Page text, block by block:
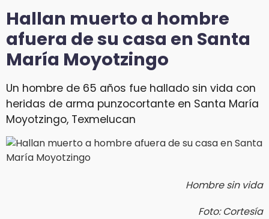
Hallan muerto a hombre
afuera de su casa en Santa
María Moyotzingo
Un hombre de 65 años fue hallado sin vida con
heridas de arma punzocortante en Santa María
Moyotzingo, Texmelucan
Hombre sin vida
Foto: Cortesía